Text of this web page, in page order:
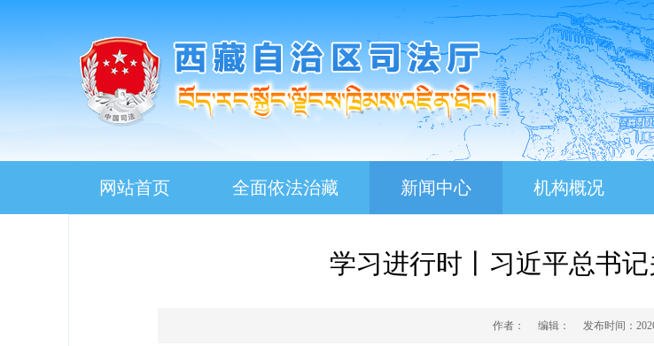
网站首页 全面依法治藏 新闻中心 机构概况
学习进行时丨习近平总书
作者： 编辑： 发布时间：